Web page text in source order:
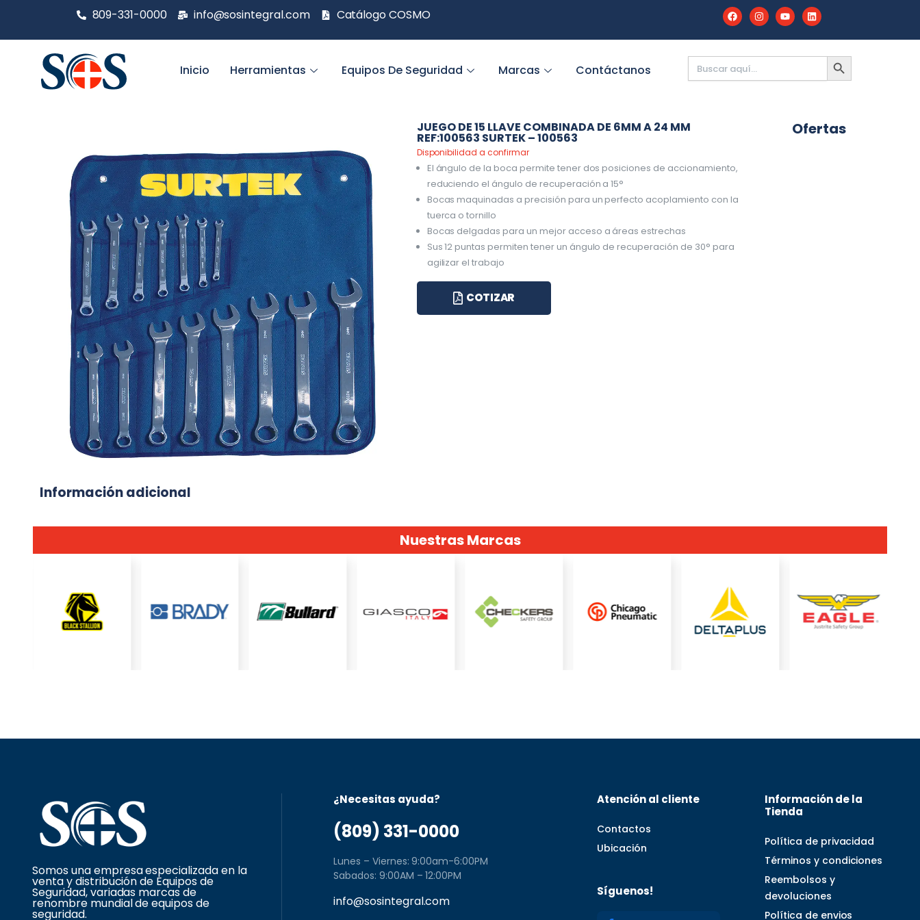
809-331-0000 info@sosintegral.com Catálogo COSMO
Inicio Herramientas Equipos De Seguridad Marcas Contáctanos
Buscar: BOTÓN
DE
BÚSQUEDA
Información adicional
JUEGO DE 15 LLAVE COMBINADA DE 6MM A 24 MM
REF:100563 SURTEK – 100563
Disponibilidad a confirmar
El ángulo de la boca permite tener dos posiciones de accionamiento,
reduciendo el ángulo de recuperación a 15°
Bocas maquinadas a precisión para un perfecto acoplamiento con la
tuerca o tornillo
Bocas delgadas para un mejor acceso a áreas estrechas
Sus 12 puntas permiten tener un ángulo de recuperación de 30° para
agilizar el trabajo
COTIZAR
Ofertas
Nuestras Marcas
Somos una empresa especializada en la
venta y distribución de Equipos de
Seguridad, variadas marcas de
renombre mundial de equipos de
seguridad.
¿Necesitas ayuda?
(809) 331-0000
Lunes – Viernes: 9:00am-6:00PM
Sabados: 9:00AM – 12:00PM
info@sosintegral.com
Atención al cliente
Contactos
Ubicación
Síguenos!
Información de la
Tienda
Política de privacidad
Términos y condiciones
Reembolsos y
devoluciones
Política de envios